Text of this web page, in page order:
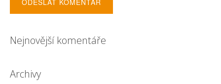
Nejnovější komentáře
Archivy